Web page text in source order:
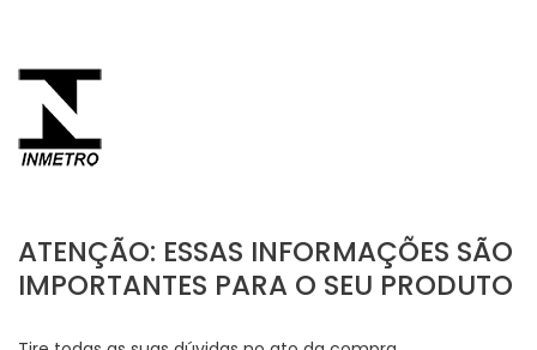
ATENÇÃO: ESSAS INFORMAÇÕES SÃO
IMPORTANTES PARA O SEU PRODUTO